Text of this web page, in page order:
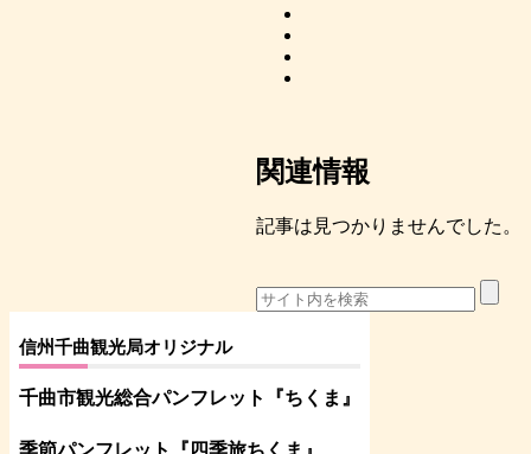
関連情報
記事は見つかりませんでした。
信州千曲観光局オリジナル
千曲市観光総合パンフレット 『ちくま 』
季節パンフレット『四季旅ちくま』